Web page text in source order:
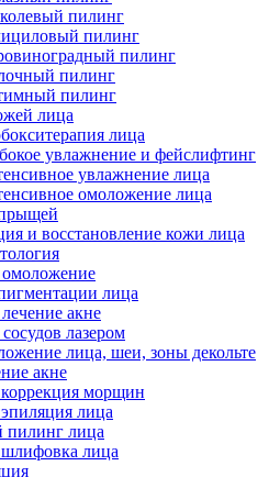
пилинг
пилинг
пилинг
пилинг
пилинг
лица
лица
увлажнение и фейслифтинг
увлажнение лица
омоложение лица
и восстановление кожи лица
омоложение
лица
акне
лазером
лица, шеи, зоны декольте
акне
коррекция морщин
лица
пилинг лица
шлифовка лица